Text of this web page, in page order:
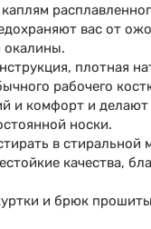
вас от
окалины.
плотная
рабочего
и комфорт и
носки.
в стиральной
качества,
и брюк